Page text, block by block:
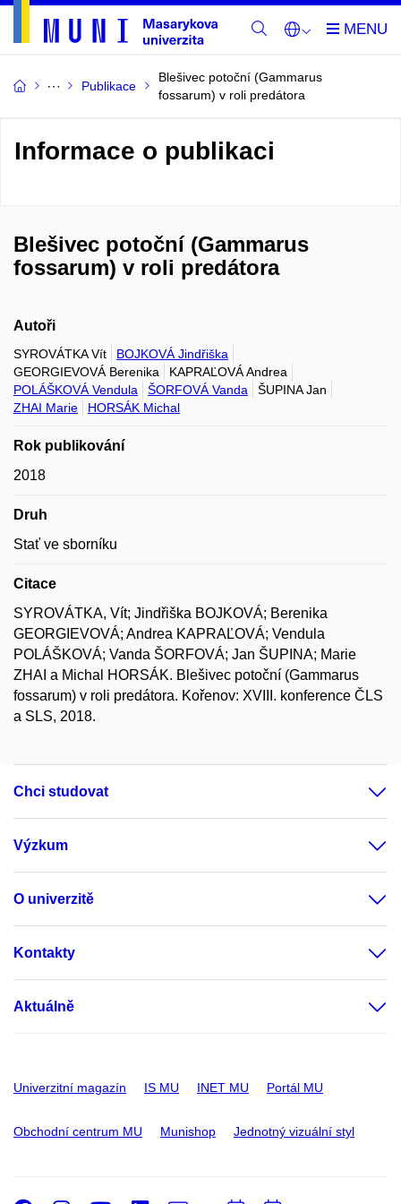
Publikace
Blešivec potoční (Gammarus
fossarum) v roli predátora
Informace o publikaci
Blešivec potoční (Gammarus
fossarum) v roli predátora
Autoři
SYROVÁTKA Vít
BOJKOVÁ Jindřiška
GEORGIEVOVÁ Berenika
KAPRAĽOVÁ Andrea
POLÁŠKOVÁ Vendula
ŠORFOVÁ Vanda
ŠUPINA Jan
ZHAI Marie
HORSÁK Michal
Rok publikování
2018
Druh
Stať ve sborníku
Citace
SYROVÁTKA, Vít; Jindřiška BOJKOVÁ; Berenika
GEORGIEVOVÁ; Andrea KAPRAĽOVÁ; Vendula
POLÁŠKOVÁ; Vanda ŠORFOVÁ; Jan ŠUPINA; Marie
ZHAI a Michal HORSÁK. Blešivec potoční (Gammarus
fossarum) v roli predátora. Kořenov: XVIII. konference ČLS
a SLS, 2018.
Chci studovat
Výzkum
O univerzitě
Kontakty
Aktuálně
Univerzitní magazín IS MU INET MU Portál MU
Obchodní centrum MU Munishop Jednotný vizuální styl